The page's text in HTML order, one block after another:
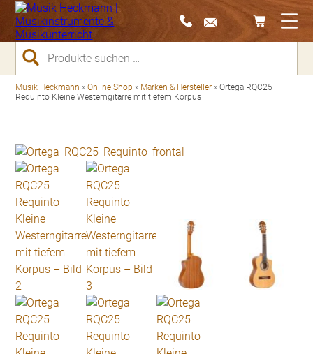
Suchen
nach:
Musik Heckmann »Online Shop » Marken & Hersteller »Ortega RQC25
Requinto Kleine Westerngitarre mit tiefem Korpus